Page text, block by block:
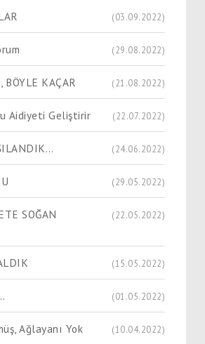
(03.09.2022)
(29.08.2022)
BÖYLE KAÇAR (21.08.2022)
Aidiyeti Geliştirir (22.07.2022)
(24.06.2022)
(29.05.2022)
SOĞAN
(22.05.2022)
(15.05.2022)
(01.05.2022)
Ağlayanı Yok (10.04.2022)